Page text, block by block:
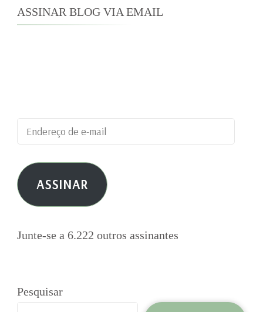
ASSINAR BLOG VIA EMAIL
Endereço
de
e-
mail ASSINAR
Junte-se a 6.222 outros assinantes
Pesquisar